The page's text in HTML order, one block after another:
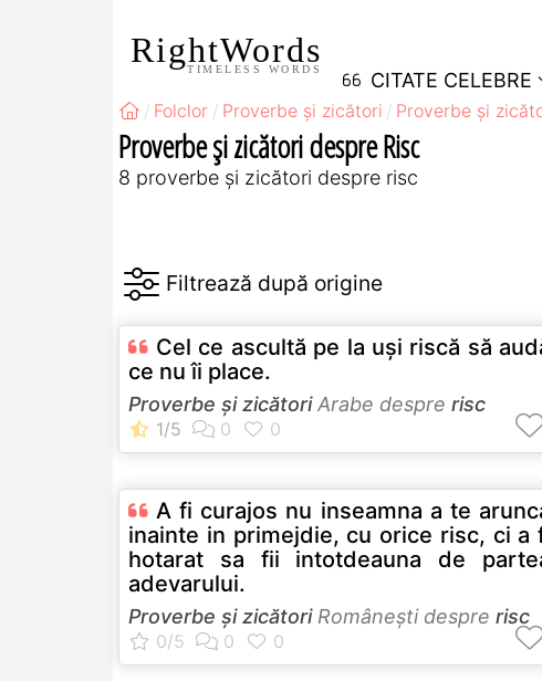
RightWords
TIMELESS WORDS CITATE CELEBRE
Folclor Proverbe și zicători Proverbe și
Proverbe și zicători despre Risc
8 proverbe și zicători despre risc
Cel ce ascultă pe la uşi riscă să
ce nu îi place.
Proverbe și zicătoriArabe despre risc
A fi curajos nu inseamna a te
inainte in primejdie, cu orice risc, ci a
hotarat sa fii intotdeauna de
adevarului.
Proverbe și zicătoriRomâneşti despre risc